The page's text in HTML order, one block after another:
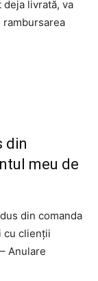
deja livrată, va
din
meu de
din comanda
cu clienții
Anulare